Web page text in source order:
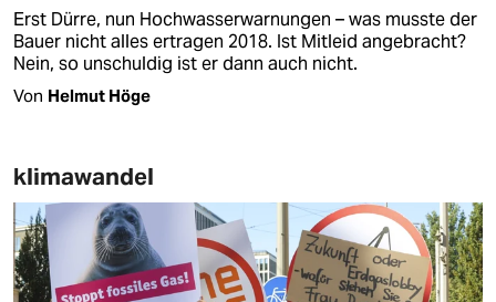
Erst Dürre, nun Hochwasserwarnungen – was musste der
Bauer nicht alles ertragen 2018. Ist Mitleid angebracht?
Nein, so unschuldig ist er dann auch nicht.
Von Helmut Höge
klimawandel